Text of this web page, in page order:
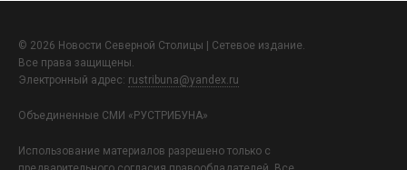
© 2026 Новости Северной Столицы | Сетевое издание.
Все права защищены.
Электронный адрес: rustribuna@yandex.ru
Объединенные СМИ «РУСТРИБУНА»
Использование материалов разрешено только с